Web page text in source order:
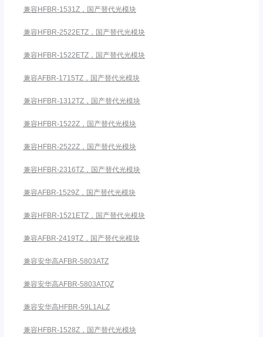
兼容HFBR-1531Z，国产替代光模块
兼容HFBR-2522ETZ，国产替代光模块
兼容HFBR-1522ETZ，国产替代光模块
兼容AFBR-1715TZ，国产替代光模块
兼容HFBR-1312TZ，国产替代光模块
兼容HFBR-1522Z，国产替代光模块
兼容HFBR-2522Z，国产替代光模块
兼容HFBR-2316TZ，国产替代光模块
兼容AFBR-1529Z，国产替代光模块
兼容HFBR-1521ETZ，国产替代光模块
兼容AFBR-2419TZ，国产替代光模块
兼容安华高AFBR-5803ATZ
兼容安华高AFBR-5803ATQZ
兼容安华高HFBR-59L1ALZ
兼容HFBR-1528Z，国产替代光模块